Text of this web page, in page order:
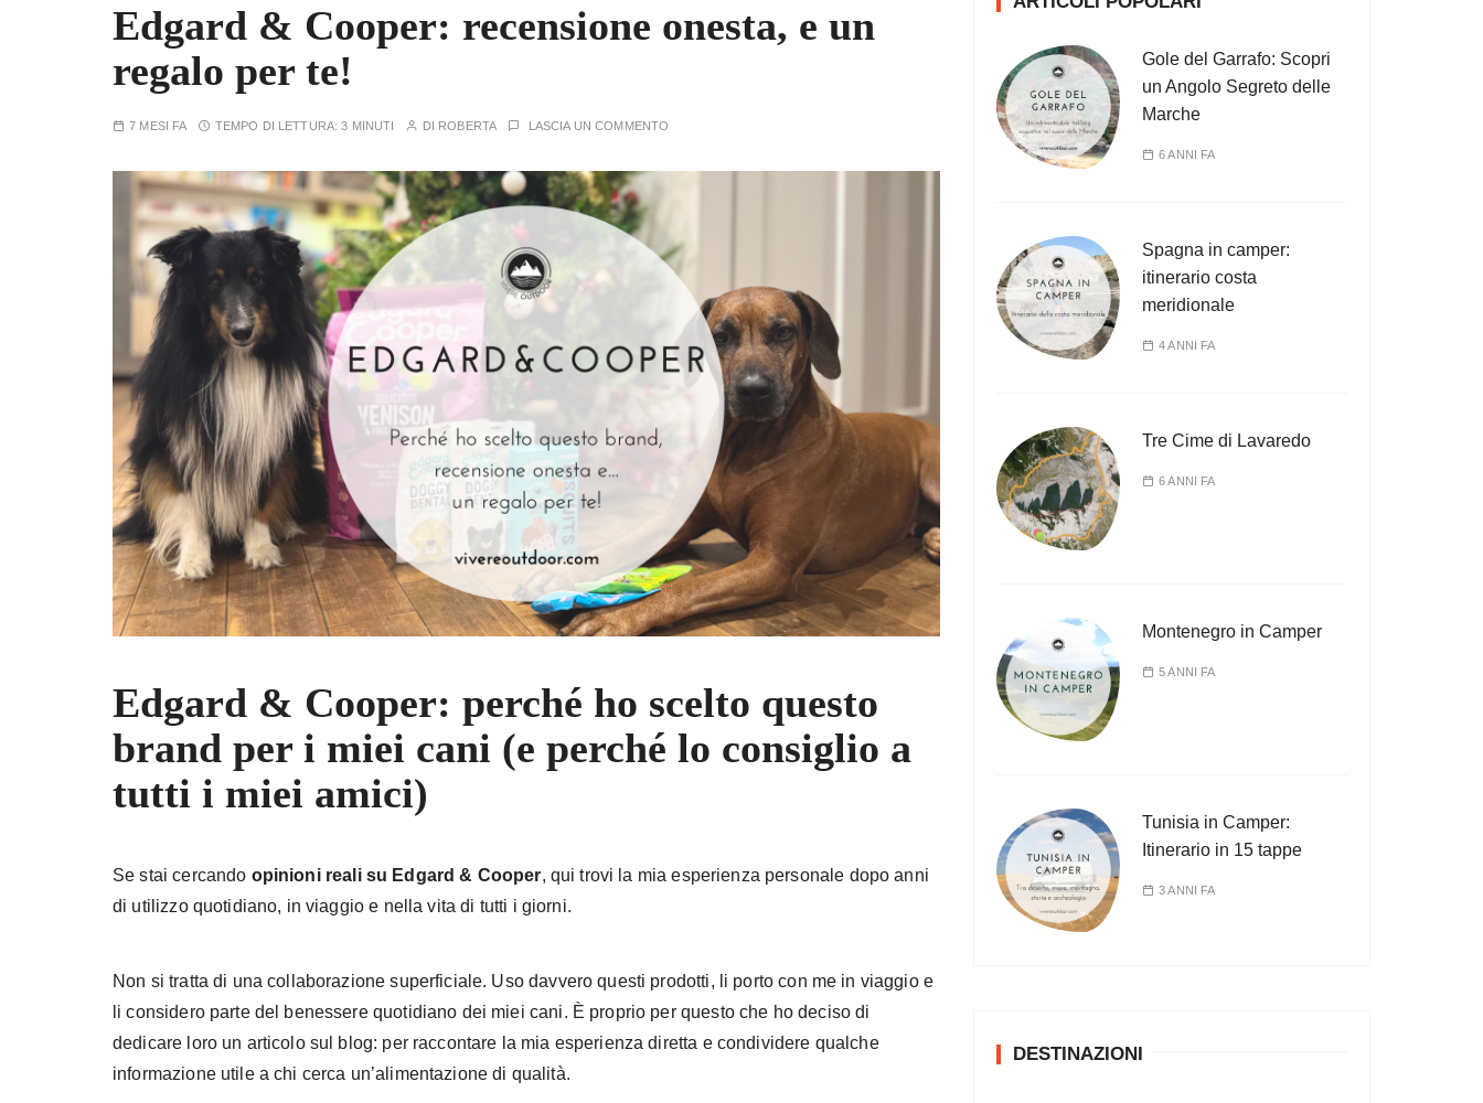
Edgard & Cooper: recensione onesta, e un
regalo per te!
7 MESI FA TEMPO DI LETTURA:3 MINUTI DI ROBERTA LASCIA UN COMMENTO
Edgard & Cooper: perché ho scelto questo
brand per i miei cani (e perché lo consiglio a
tutti i miei amici)
Se stai cercando opinioni reali su Edgard & Cooper, qui trovi la mia esperienza personale dopo anni
di utilizzo quotidiano, in viaggio e nella vita di tutti i giorni.
Non si tratta di una collaborazione superficiale. Uso davvero questi prodotti, li porto con me in viaggio e
li considero parte del benessere quotidiano dei miei cani. È proprio per questo che ho deciso di
dedicare loro un articolo sul blog: per raccontare la mia esperienza diretta e condividere qualche
informazione utile a chi cerca un’alimentazione di qualità.
Gole del Garrafo: Scopri
un Angolo Segreto delle
Marche
6 ANNI FA
Spagna in camper:
itinerario costa
meridionale
4 ANNI FA
Tre Cime di Lavaredo
6 ANNI FA
Montenegro in Camper
5 ANNI FA
Tunisia in Camper:
Itinerario in 15 tappe
3 ANNI FA
DESTINAZIONI